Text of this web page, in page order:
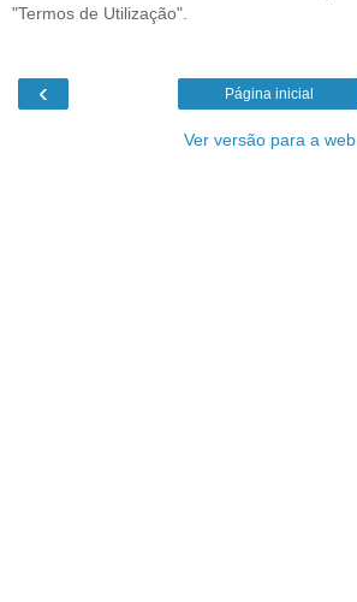
"Termos de Utilização".
‹ Página inicial
Ver versão para a web